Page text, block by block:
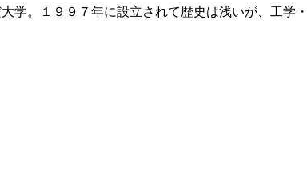
学。１９９７年に設立されて歴史は浅いが、工学